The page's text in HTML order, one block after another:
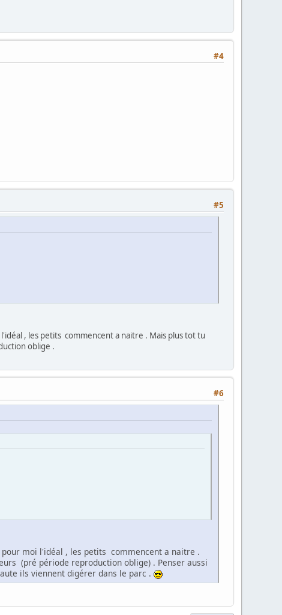
#4
#5
, les petits commencent a naitre . Mais plus tot tu
oblige .
#6
moi l'idéal , les petits commencent a naitre .
(pré période reproduction oblige) . Penser aussi
ils viennent digérer dans le parc .